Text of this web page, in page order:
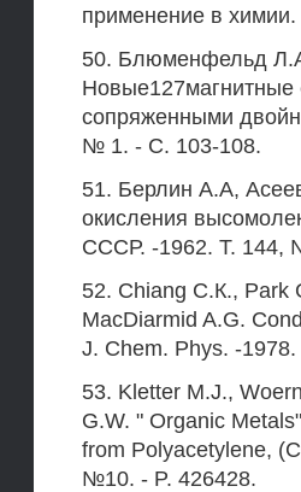
применение в
50. Блюменфельд
Новые127магнитные
сопряженными
№ 1. - С. 103-108.
51. Берлин А.А,
окисления
СССР. -1962. Т. 144,
52. Chiang С.К., Park
MacDiarmid A.G.
J. Chem. Phys. -
53. Kletter M.J.,
G.W. " Organic
from Polyacetylene,
№10. - P. 426428.